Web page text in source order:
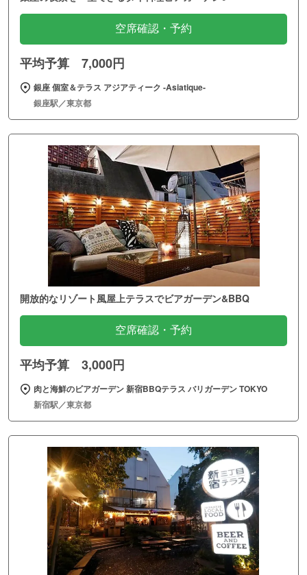
空席確認・予約
平均予算 7,000円
銀座 個室＆テラス アジアティーク ‐Asiatique‐
銀座駅／東京都
開放的なリゾート風屋上テラスでビアガーデン&BBQ
空席確認・予約
平均予算 3,000円
肉と海鮮のビアガーデン 新宿BBQテラス バリガーデン TOKYO
新宿駅／東京都